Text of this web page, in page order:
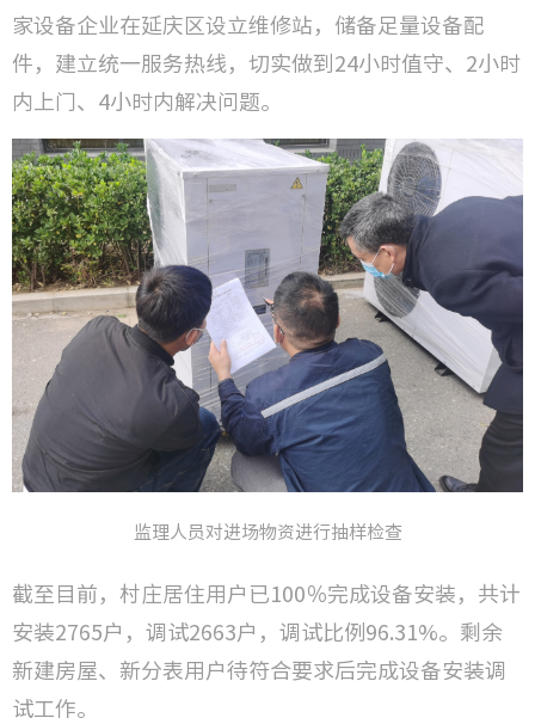
家设备企业在延庆区设立维修站，储备足量设备配
件，建立统一服务热线，切实做到24小时值守、2小时
内上门、4小时内解决问题。
监理人员对进场物资进行抽样检查
截至目前，村庄居住用户已100％完成设备安装，共计
安装2765户，调试2663户，调试比例96.31%。剩余
新建房屋、新分表用户待符合要求后完成设备安装调
试工作。